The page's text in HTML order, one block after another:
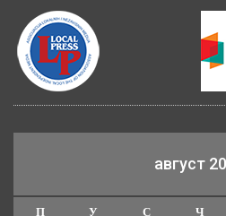
август
П У С Ч